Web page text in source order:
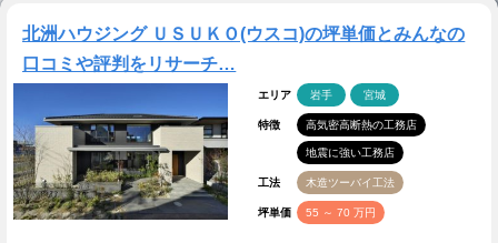
北洲ハウジング ＵＳＵＫＯ(ウスコ)の坪単価とみんなの
口コミや評判をリサーチ…
エリア 岩手 宮城
特徴 高気密高断熱の工務店
地震に強い工務店
工法 木造ツーバイ工法
坪単価 55 ～ 70 万円